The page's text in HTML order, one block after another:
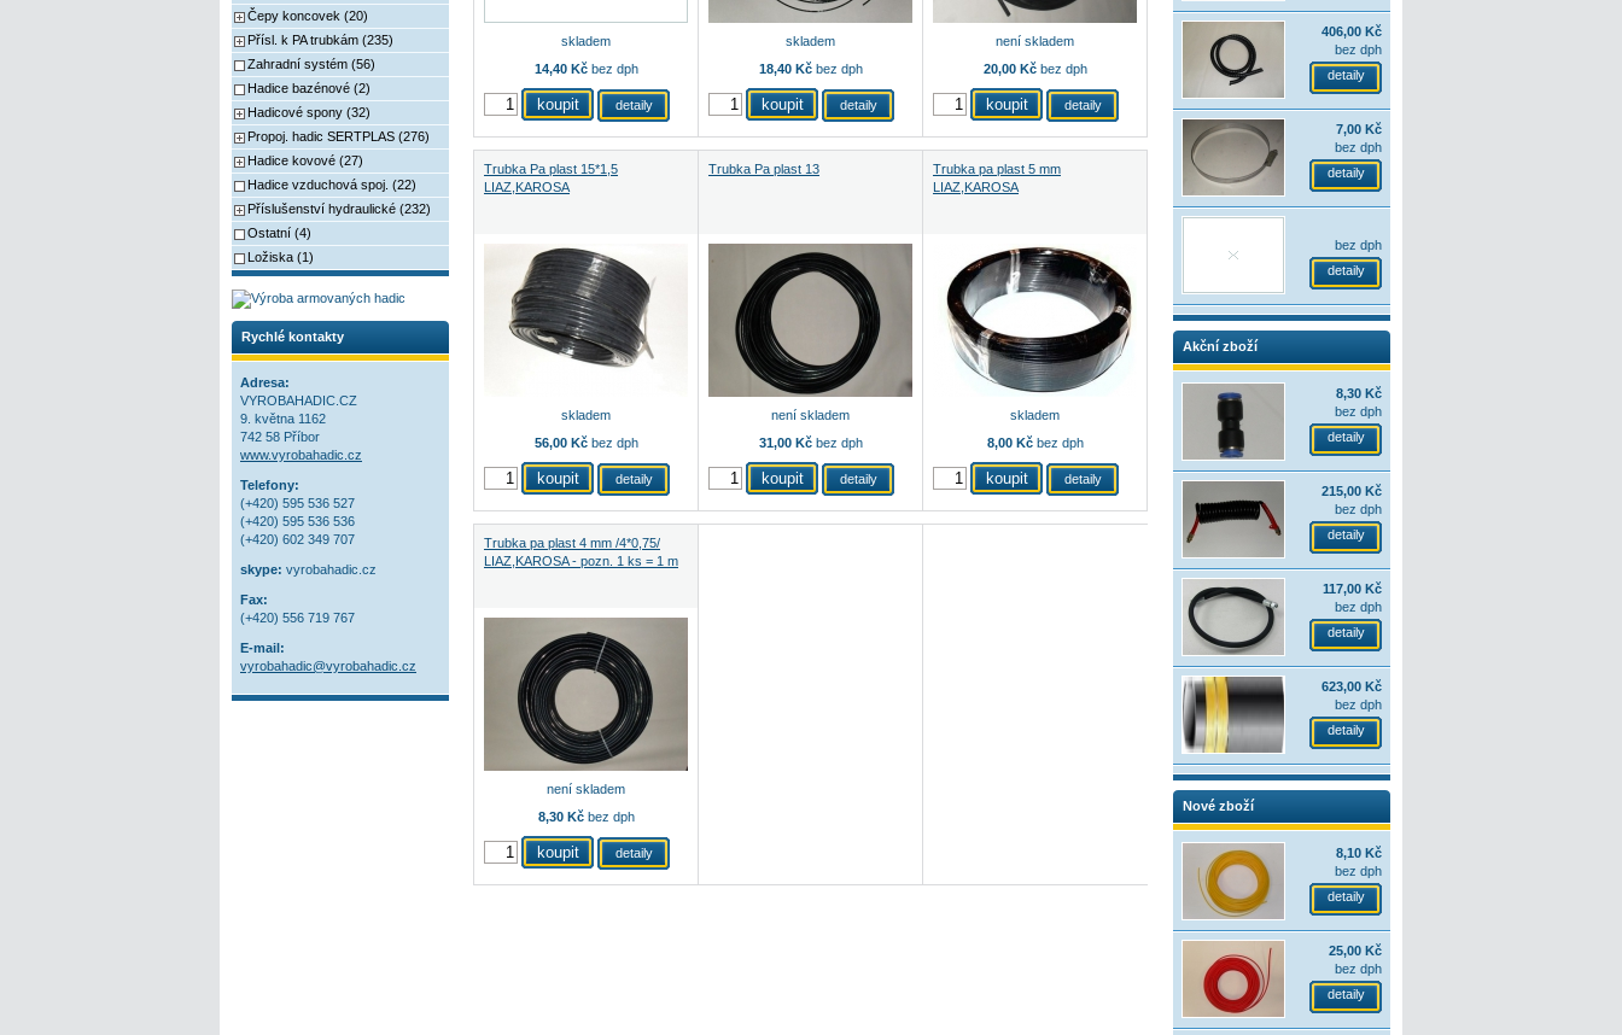
Čepy koncovek (20)
Přísl. k PA trubkám (235)
Zahradní systém (56)
Hadice bazénové (2)
Hadicové spony (32)
Propoj. hadic SERTPLAS (276)
Hadice kovové (27)
Hadice vzduchová spoj. (22)
Příslušenství hydraulické (232)
Ostatní (4)
Ložiska (1)
Rychlé kontakty
Adresa:
VYROBAHADIC.CZ
9. května 1162
742 58 Příbor
www.vyrobahadic.cz
Telefony:
(+420) 595 536 527
(+420) 595 536 536
(+420) 602 349 707
skype: vyrobahadic.cz
Fax:
(+420) 556 719 767
E-mail:
vyrobahadic@vyrobahadic.cz
406,00 Kč
bez dph
detaily
7,00 Kč
bez dph
detaily
bez dph
detaily
Akční zboží
8,30 Kč
bez dph
detaily
215,00 Kč
bez dph
detaily
117,00 Kč
bez dph
detaily
623,00 Kč
bez dph
detaily
Nové zboží
8,10 Kč
bez dph
detaily
25,00 Kč
bez dph
detaily
skladem
14,40 Kčbez dph
detaily
skladem
18,40 Kčbez dph
detaily
není skladem
20,00 Kčbez dph
detaily
Trubka Pa plast 15*1,5
LIAZ,KAROSA
skladem
56,00 Kčbez dph
detaily
Trubka Pa plast 13
není skladem
31,00 Kčbez dph
detaily
Trubka pa plast 5 mm
LIAZ,KAROSA
skladem
8,00 Kčbez dph
detaily
Trubka pa plast 4 mm /4*0,75/
LIAZ,KAROSA - pozn. 1 ks = 1 m
není skladem
8,30 Kčbez dph
detaily